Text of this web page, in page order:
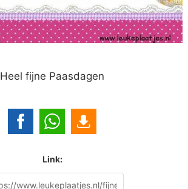
Heel fijne Paasdagen
Link: